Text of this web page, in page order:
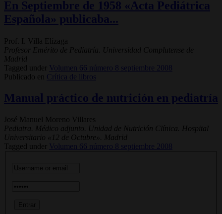
En Septiembre de 1958 «Acta Pediátrica
Española» publicaba...
Prof. I. Villa Elízaga
Profesor Emérito de Pediatría. Universidad Complutense de
Madrid
Tagged under
Volumen 66 número 8 septiembre 2008
Publicado en
Crítica de libros
Manual práctico de nutrición en pediatría
José Manuel Moreno Villares
Pediatra. Médico adjunto. Unidad de Nutrición Clínica. Hospital
Universitario «12 de Octubre». Madrid
Tagged under
Volumen 66 número 8 septiembre 2008